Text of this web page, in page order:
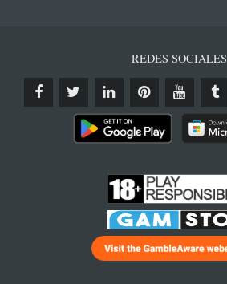
REDES SOCIALES